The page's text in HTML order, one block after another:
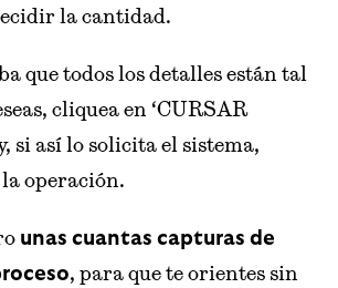
la cantidad.
que todos los detalles están tal
cliquea en ‘CURSAR
si así lo solicita el sistema,
operación.
unas cuantas capturas de
, para que te orientes sin